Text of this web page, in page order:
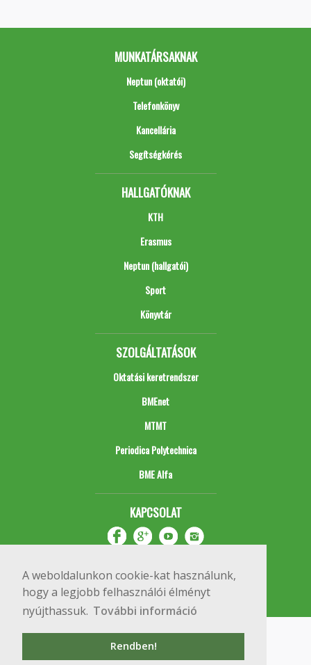
A weboldalunkon cookie-kat használunk,
hogy a legjobb felhasználói élményt
nyújthassuk. További információ
Rendben!
MUNKATÁRSAKNAK
Neptun (oktatói)
Telefonkönyv
Kancellária
Segítségkérés
HALLGATÓKNAK
KTH
Erasmus
Neptun (hallgatói)
Sport
Könyvtár
SZOLGÁLTATÁSOK
Oktatási keretrendszer
BMEnet
MTMT
Periodica Polytechnica
BME Alfa
KAPCSOLAT
Copyright © 2020 BME Építőmérnöki Kar
1111 Budapest, Műegyetem rkp. 3.